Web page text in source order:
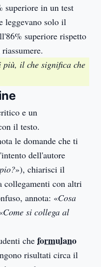
superiore in un test
leggevano solo il
superiore rispetto
il che significa che
e un
il testo.
le domande che ti
dell'autore
»), chiarisci il
collegamenti con altri
annota: «Cosa
Come si collega al
che formulano
risultati circa il